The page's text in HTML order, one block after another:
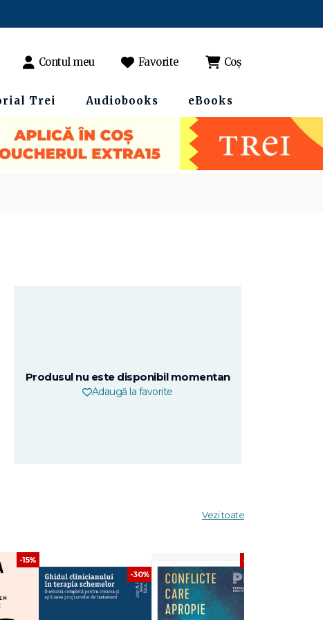
Contul meu Favorite Coș
Trei Audiobooks eBooks
Produsul nu este disponibil momentan
Adaugă la favorite
Vezi toate
-15%
-30%
-30%